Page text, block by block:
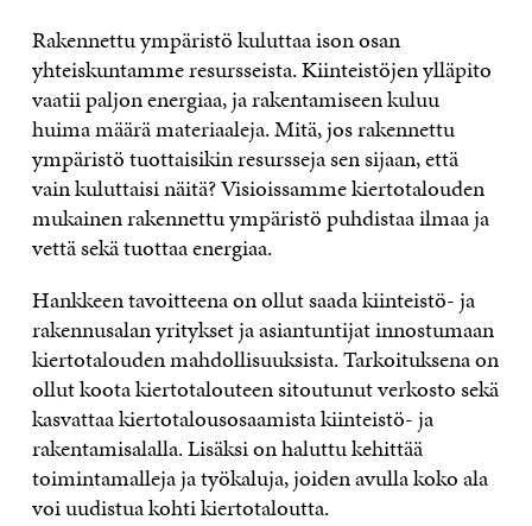
Rakennettu ympäristö kuluttaa ison osan
yhteiskuntamme resursseista. Kiinteistöjen ylläpito
vaatii paljon energiaa, ja rakentamiseen kuluu
huima määrä materiaaleja. Mitä, jos rakennettu
ympäristö tuottaisikin resursseja sen sijaan, että
vain kuluttaisi näitä? Visioissamme kiertotalouden
mukainen rakennettu ympäristö puhdistaa ilmaa ja
vettä sekä tuottaa energiaa.
Hankkeen tavoitteena on ollut saada kiinteistö- ja
rakennusalan yritykset ja asiantuntijat innostumaan
kiertotalouden mahdollisuuksista. Tarkoituksena on
ollut koota kiertotalouteen sitoutunut verkosto sekä
kasvattaa kiertotalousosaamista kiinteistö- ja
rakentamisalalla. Lisäksi on haluttu kehittää
toimintamalleja ja työkaluja, joiden avulla koko ala
voi uudistua kohti kiertotaloutta.